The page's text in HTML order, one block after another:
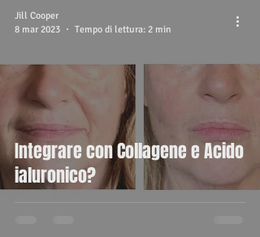
Integrare con Collagene e Acido
ialuronico?
Jill Cooper
8 mar 2023
Tempo di lettura: 2 min